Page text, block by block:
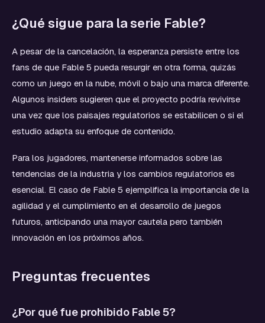
¿Qué sigue para la serie Fable?
A pesar de la cancelación, la esperanza persiste entre los
fans de que Fable 5 pueda resurgir en otra forma, quizás
como un juego en la nube, móvil o bajo una marca diferente.
Algunos insiders sugieren que el proyecto podría revivirse
una vez que los paisajes regulatorios se estabilicen o si el
estudio adapta su enfoque de contenido.
Para los jugadores, mantenerse informados sobre las
tendencias de la industria y los cambios regulatorios es
esencial. El caso de Fable 5 ejemplifica la importancia de la
agilidad y el cumplimiento en el desarrollo de juegos
futuros, anticipando una mayor cautela pero también
innovación en los próximos años.
Preguntas frecuentes
¿Por qué fue prohibido Fable 5?